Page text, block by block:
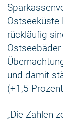
Ostseeküste
rückläufig
und damit
(+1,5
„Die Zahlen